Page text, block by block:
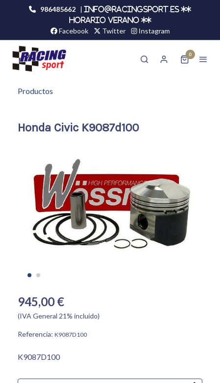
986485662 |
info@racingsport.es **
HORARIO VERANO **
Facebook Twitter Instagram
0
Productos
Honda Civic K9087d100
945,00 €
(IVA General 21% incluido)
Referencia: K9087D100
K9087D100